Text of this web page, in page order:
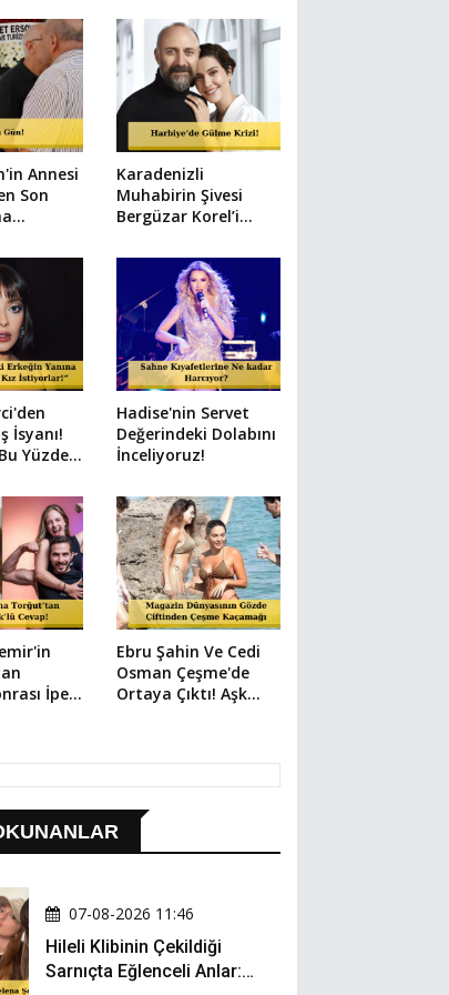
Annesi
Son
Karadenizli
Muhabirin Şivesi
Bergüzar Korel’i
İsyanı!
Yüzden
Hadise'nin Servet
Değerindeki Dolabını
İnceliyoruz!
İpek
Ebru Şahin Ve Cedi
Osman Çeşme'de
Ortaya Çıktı! Aşk
07-08-2026 11:46
Hileli Klibinin Çekildiği
Sarnıçta Eğlenceli Anlar: